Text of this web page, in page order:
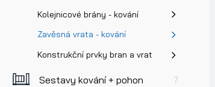
Kolejnicové brány - kování
Zavěsná vrata - kování
Konstrukční prvky bran a vrat
Sestavy kování + pohon 7